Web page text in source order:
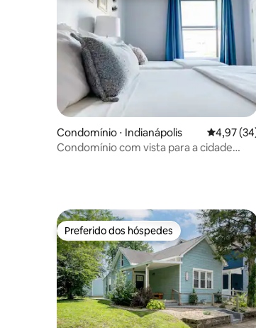
Condomínio ⋅ Indianápolis 4,97 de
4,97
Condomínio com vista para a cidade
Preferido dos hóspedes
Preferido dos hóspedes